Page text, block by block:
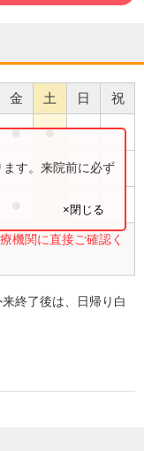
金 土 日 祝
● ●
●
機関に直接ご確認く
す。来院前に必ず
×閉じる
終了後は、日帰り白